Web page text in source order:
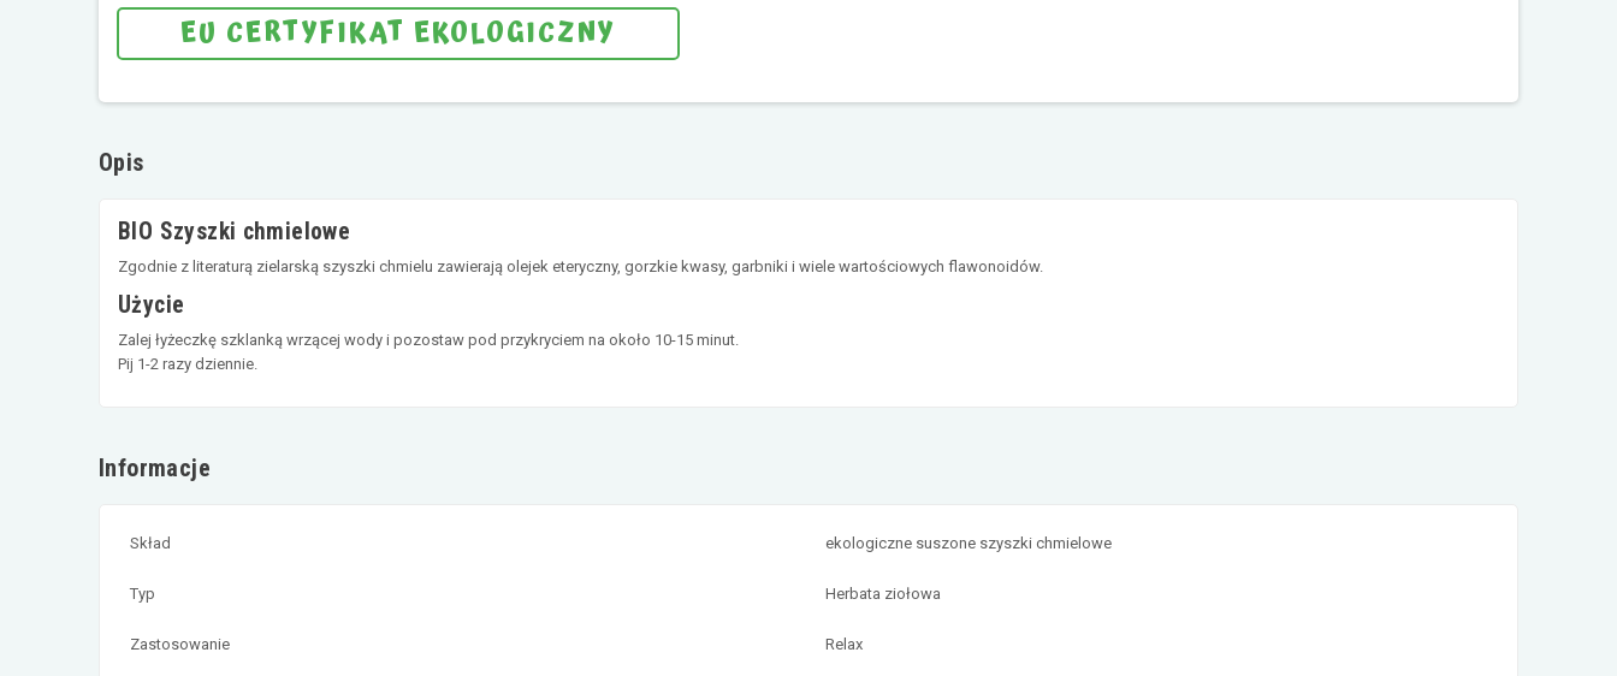
EU CERTYFIKAT EKOLOGICZNY
Opis
BIO Szyszki chmielowe
Zgodnie z literaturą zielarską szyszki chmielu zawierają olejek eteryczny, gorzkie kwasy, garbniki i wiele wartościowych flawonoidów.
Użycie
Zalej łyżeczkę szklanką wrzącej wody i pozostaw pod przykryciem na około 10-15 minut.
Pij 1-2 razy dziennie.
Informacje
Skład ekologiczne suszone szyszki chmielowe
Typ Herbata ziołowa
Zastosowanie Relax